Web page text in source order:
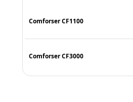
Comforser CF1100
Comforser CF3000